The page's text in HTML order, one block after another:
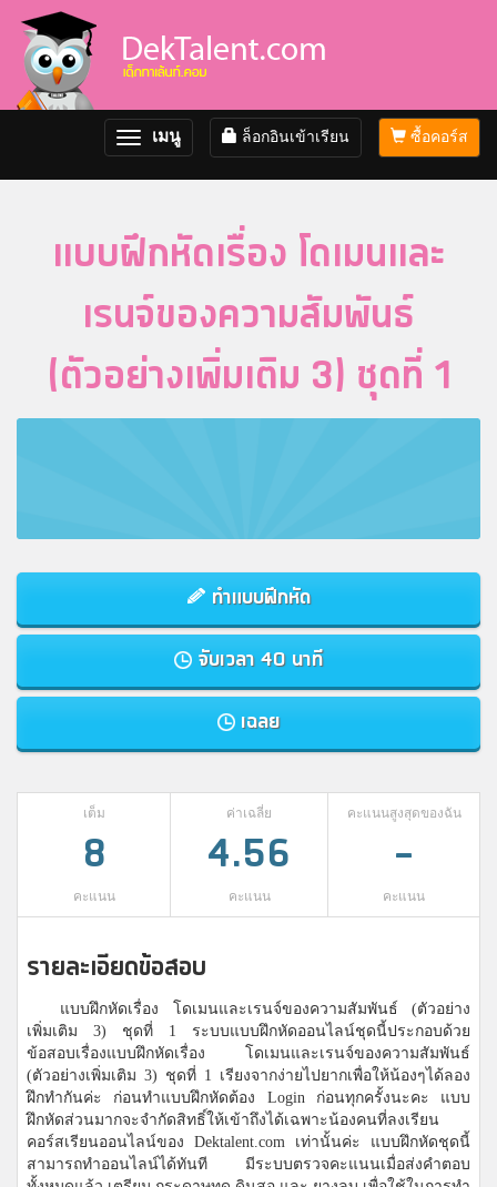
ซื้อคอร์ส
ล็อกอินเข้าเรียน
Toggle
navigation
เมนู
แบบฝึกหัดเรื่อง โดเมนและ
เรนจ์ของความสัมพันธ์
(ตัวอย่างเพิ่มเติม 3) ชุดที่ 1
ทำแบบฝึกหัด
จับเวลา 40 นาที
เฉลย
เต็ม
8
คะแนน
ค่าเฉลี่ย
4.56
คะแนน
คะแนนสูงสุดของฉัน
-
คะแนน
รายละเอียดข้อสอบ
แบบฝึกหัดเรื่อง โดเมนและเรนจ์ของความสัมพันธ์ (ตัวอย่าง
เพิ่มเติม 3) ชุดที่ 1 ระบบแบบฝึกหัดออนไลน์ชุดนี้ประกอบด้วย
ข้อสอบเรื่องแบบฝึกหัดเรื่อง โดเมนและเรนจ์ของความสัมพันธ์
(ตัวอย่างเพิ่มเติม 3) ชุดที่ 1 เรียงจากง่ายไปยากเพื่อให้น้องๆได้ลอง
ฝึกทำกันค่ะ ก่อนทำแบบฝึกหัดต้อง Login ก่อนทุกครั้งนะคะ แบบ
ฝึกหัดส่วนมากจะจำกัดสิทธิ์ให้เข้าถึงได้เฉพาะน้องคนที่ลงเรียน
คอร์สเรียนออนไลน์ของ Dektalent.com เท่านั้นค่ะ แบบฝึกหัดชุดนี้
สามารถทำออนไลน์ได้ทันที มีระบบตรวจคะแนนเมื่อส่งคำตอบ